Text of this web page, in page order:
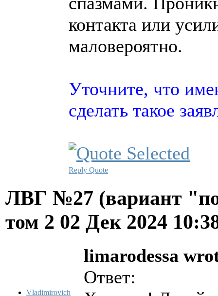
контакта или
маловероятно.
Уточните, что
сделать такое
Reply Quote
ЛВГ №27 (вариант
том 2 02 Дек 2024
Vladimirovich
limarodessa
Ответ: